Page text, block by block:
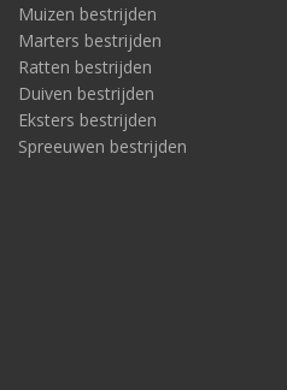
Muizen bestrijden
Marters bestrijden
Ratten bestrijden
Duiven bestrijden
Eksters bestrijden
Spreeuwen bestrijden